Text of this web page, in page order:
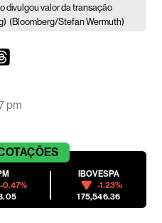
divulgou valor da transação
(Bloomberg/Stefan Wermuth)
pm
-0.47%
IBOVESPA
-1.23%
175,546.36